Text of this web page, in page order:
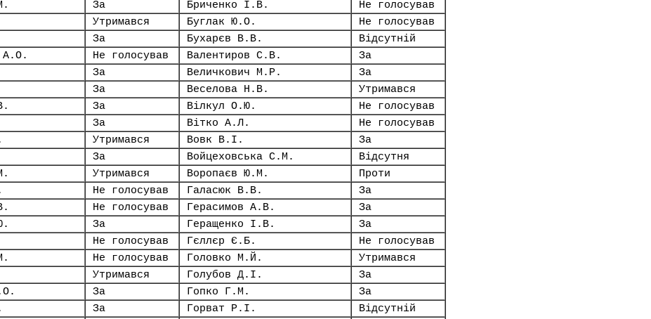
За Бриченко І.В.
Не голосував
Утримався Буглак Ю.О.
Не голосував
За Бухарєв В.В.
Відсутній
А.О.
Не голосував Валентиров С.В.
За
За Величкович М.Р.
За
За Веселова Н.В.
Утримався
За Вілкул О.Ю.
Не голосував
За Вітко А.Л.
Не голосував
Утримався Вовк В.І.
За
За Войцеховська С.М.
Відсутня
Утримався Воропаєв Ю.М.
Проти
Не голосував Галасюк В.В.
За
Не голосував Герасимов А.В.
За
За Геращенко І.В.
За
Не голосував Гєллєр Є.Б.
Не голосував
Не голосував Головко М.Й.
Утримався
Утримався Голубов Д.І.
За
За Гопко Г.М.
За
За Горват Р.І.
Відсутній